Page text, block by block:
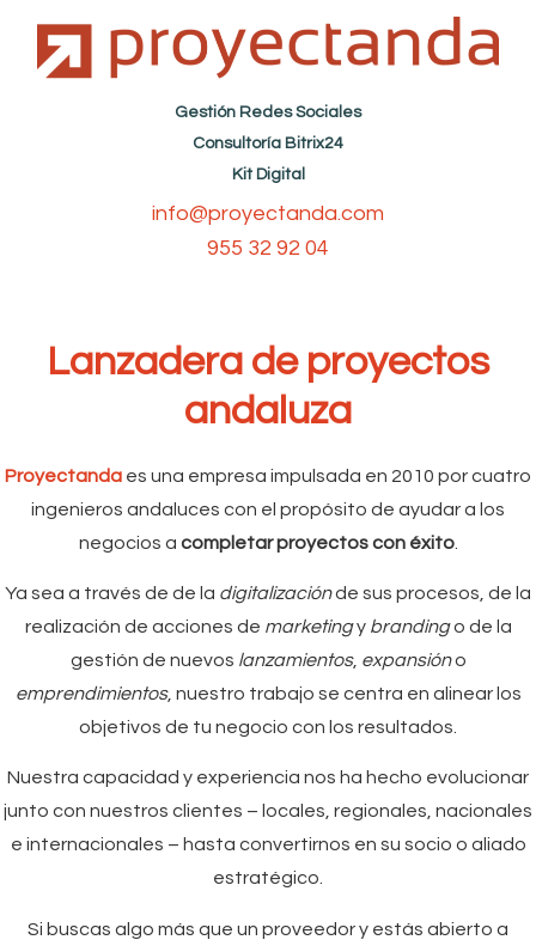
Gestión Redes Sociales
Consultoría Bitrix24
Kit Digital
info@proyectanda.com
955 32 92 04
Lanzadera de proyectos
andaluza
Proyectanda es una empresa impulsada en 2010 por cuatro
ingenieros andaluces con el propósito de ayudar a los
negocios a completar proyectos con éxito.
Ya sea a través de de la digitalizaciónde sus procesos, de la
realización de acciones de marketingy brandingo de la
gestión de nuevos lanzamientos, expansióno
emprendimientos, nuestro trabajo se centra en alinear los
objetivos de tu negocio con los resultados.
Nuestra capacidad y experiencia nos ha hecho evolucionar
junto con nuestros clientes – locales, regionales, nacionales
e internacionales – hasta convertirnos en su socio o aliado
estratégico.
Si buscas algo más que un proveedor y estás abierto a